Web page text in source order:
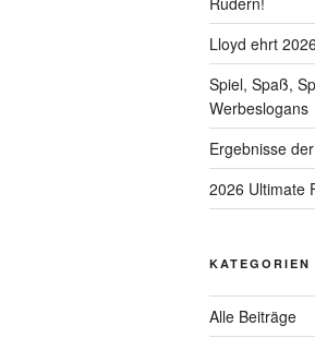
Lloyd ehrt 2026
Spiel, Spaß,
Werbeslogans
Ergebnisse
2026 Ultimate
KATEGORIEN
Alle Beiträge